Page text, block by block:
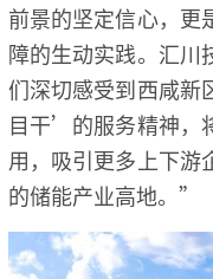
前景的坚定信心，更
障的生动实践。汇
们深切感受到西咸
目干’的服务精神，
用，吸引更多上下游
的储能产业高地。”